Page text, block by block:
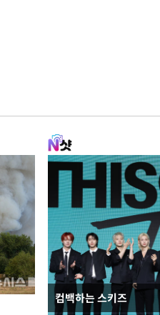
컴백하는 스키즈
사진으로 보는 일주일